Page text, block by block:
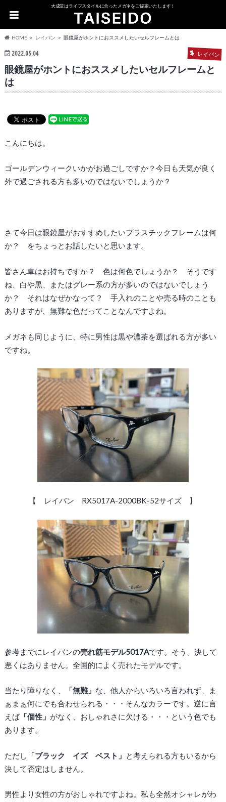
大成堂はライフスタイルに合ったメガネをご提案いたします！
HOME レイバン 眼鏡屋がホントにおススメしたいセルフレームとは
2022.05.04 レイバン
眼鏡屋がホントにおススメしたいセルフレームと
は
こんにちは。
ゴールデンウィークいかがお過ごしですか？今日も天気が良く
外で過ごされる方も多いのではないでしょうか？
さて今日は眼鏡屋がおすすめしたいプラスチックフレームは何
か？ をちょっとお話したいと思います。
皆さん車はお持ちですか？ 色は何色でしょうか？ そうです
ね、白や黒、またはグレー系の方が多いのではないでしょう
か？ それはなぜかなって？ 手入れのことや売る時のことも
ありますが、無難な色だってことなんですよね。
メガネも同じように、特に男性は黒や濃茶を選ばれる方が多い
ですね。
【 レイバン RX5017A-2000BK-52サイズ 】
参考までにレイバンの売れ筋モデル5017Aです。そう、決して
悪くはありません。全国的によく売れたモデルです。
当たり障りなく、 「無難」 な、他人からいろいろ言われず、ま
ぁまぁ何にでも合わせられる・・・そんなカラーです。逆に言
えば「個性」 がなく、おしゃれさに欠ける・・・という色でも
あります。
ただし 「ブラック イズ ベスト」 と考えられる方もいるから
決して否定はしません。
男性より女性の方がおしゃれですよね。私も全然オシャレがわ